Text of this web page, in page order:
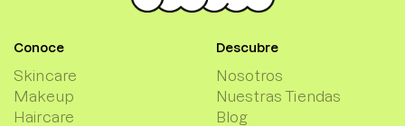
Conoce
Skincare
Makeup
Haircare
Descubre
Nosotros
Nuestras Tiendas
Blog